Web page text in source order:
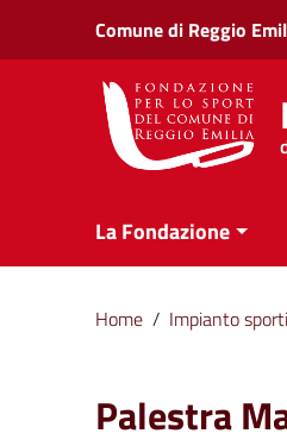
Vai ai contenuti
Vai al menu di navigazione
Vai al footer
Comune di Reggio
La Fondazione
Home / Impianto
Palestra